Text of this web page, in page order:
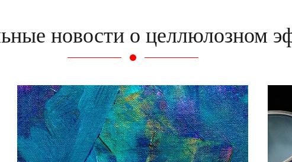
новости о целлюлозном